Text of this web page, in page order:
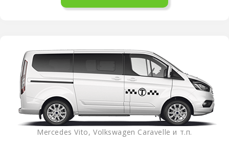
Mercedes Vito, Volkswagen Caravelle и т.п.